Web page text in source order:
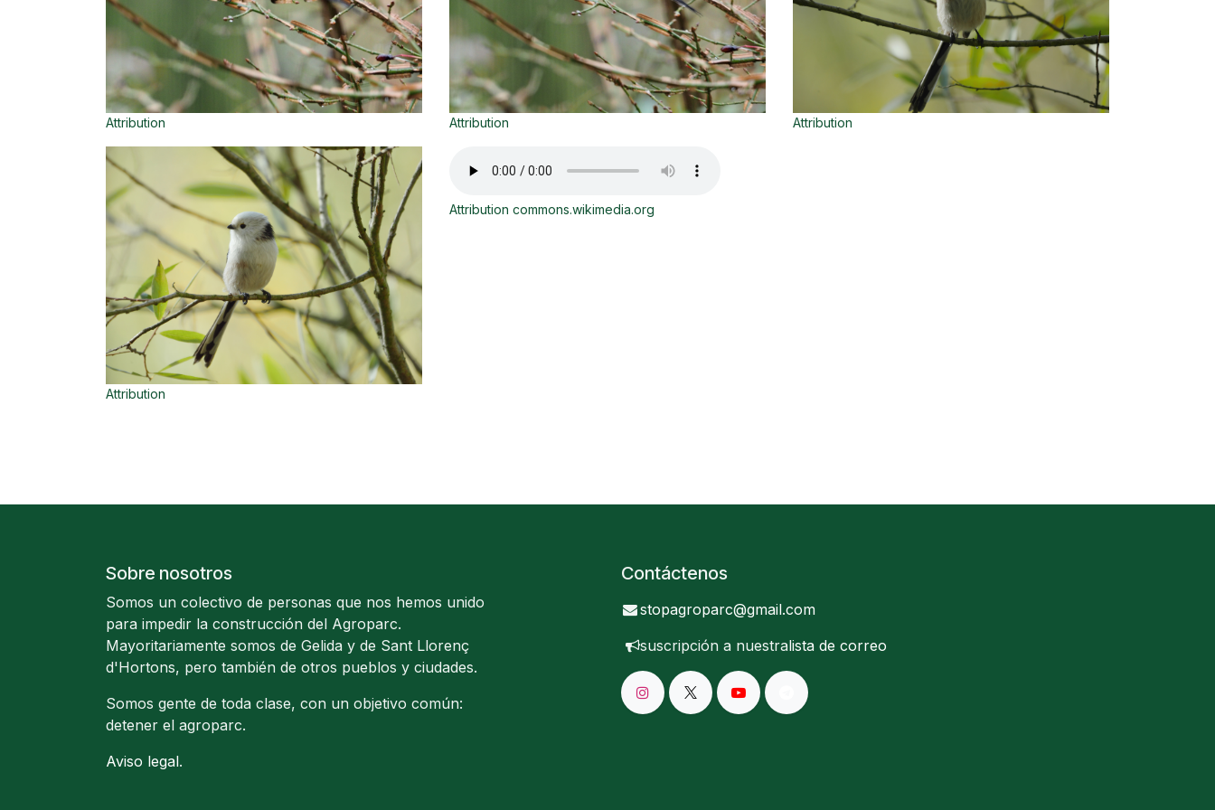
Attribution
Attribution
Attribution
Attribution commons.wikimedia.org
Attribution
Sobre nosotros
Somos un colectivo de personas que nos hemos unido
para impedir la construcción del Agroparc.
Mayoritariamente somos de Gelida y de Sant Llorenç
d'Hortons, pero también de otros pueblos y ciudades.
Somos gente de toda clase, con un objetivo común:
detener el agroparc.
Aviso legal.
Contáctenos
stopagroparc@gmail.com
suscripción a nuestralista de correo